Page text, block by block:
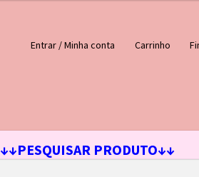
Entrar / Minha conta Carrinho
↓↓PESQUISAR PRODUTO↓↓